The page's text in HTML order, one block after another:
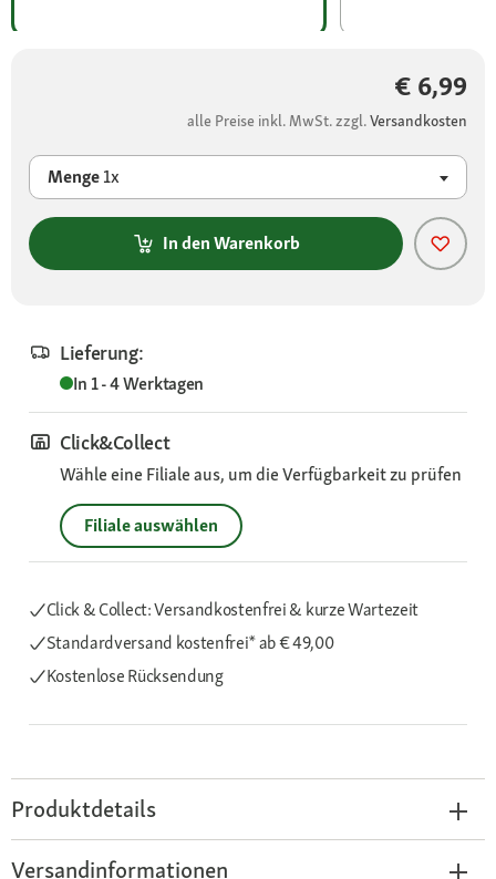
€ 6,99
alle Preise inkl. MwSt. zzgl.Versandkosten
Menge1x
In den Warenkorb
Lieferung:
In 1 - 4 Werktagen
Click&Collect
Wähle eine Filiale aus, um die Verfügbarkeit zu prüfen
Filiale auswählen
Click & Collect: Versandkostenfrei & kurze Wartezeit
Standardversand kostenfrei*ab € 49,00
Kostenlose Rücksendung
Produktdetails
Versandinformationen